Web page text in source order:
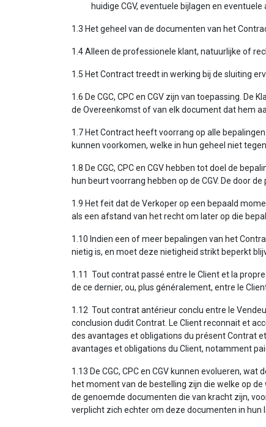
huidige CGV, eventuele bijlagen en
1.3 Het geheel van de documenten van het
1.4 Alleen de professionele klant, natuurlijke of
1.5 Het Contract treedt in werking bij de sluiting
1.6 De CGC, CPC en CGV zijn van toepassing.
de Overeenkomst of van elk document dat hem
1.7 Het Contract heeft voorrang op alle
kunnen voorkomen, welke in hun geheel niet
1.8 De CGC, CPC en CGV hebben tot doel de
hun beurt voorrang hebben op de CGV. De door
1.9 Het feit dat de Verkoper op een bepaald
als een afstand van het recht om later op die
1.10 Indien een of meer bepalingen van het
nietig is, en moet deze nietigheid strikt beperkt
1.11 Tout contrat passé entre le Client et la
de ce dernier, ou, plus généralement, entre le
1.12 Tout contrat antérieur conclu entre le
conclusion dudit Contrat. Le Client reconnait et
des avantages et obligations du présent Contrat
avantages et obligations du Client, notamment
1.13 De CGC, CPC en CGV kunnen evolueren,
het moment van de bestelling zijn die welke op
de genoemde documenten die van kracht zijn,
verplicht zich echter om deze documenten in hun